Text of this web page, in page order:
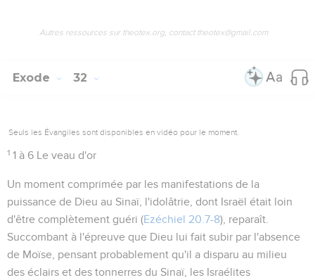
Autres ressources sur theotex.org, contact theotex@gmail.com
Exode 32
Seuls les Évangiles sont disponibles en vidéo pour le moment.
1 1 à 6 Le veau d'or
Un moment comprimée par les manifestations de la
puissance de Dieu au Sinaï, l'idolâtrie, dont Israël était loin
d'être complètement guéri (Ezéchiel 20.7-8), reparaît.
Succombant à l'épreuve que Dieu lui fait subir par l'absence
de Moïse, pensant probablement qu'il a disparu au milieu
des éclairs et des tonnerres du Sinaï, les Israélites